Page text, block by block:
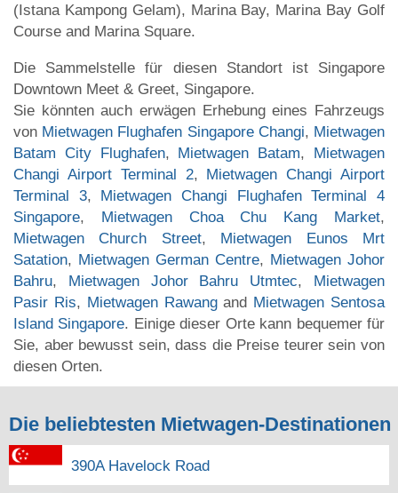
(Istana Kampong Gelam), Marina Bay, Marina Bay Golf
Course and Marina Square.
Die Sammelstelle für diesen Standort ist Singapore
Downtown Meet & Greet, Singapore.
Sie könnten auch erwägen Erhebung eines Fahrzeugs
von Mietwagen Flughafen Singapore Changi, Mietwagen
Batam City Flughafen, Mietwagen Batam, Mietwagen
Changi Airport Terminal 2, Mietwagen Changi Airport
Terminal 3, Mietwagen Changi Flughafen Terminal 4
Singapore, Mietwagen Choa Chu Kang Market,
Mietwagen Church Street, Mietwagen Eunos Mrt
Satation, Mietwagen German Centre, Mietwagen Johor
Bahru, Mietwagen Johor Bahru Utmtec, Mietwagen
Pasir Ris, Mietwagen Rawangand Mietwagen Sentosa
Island Singapore. Einige dieser Orte kann bequemer für
Sie, aber bewusst sein, dass die Preise teurer sein von
diesen Orten.
Die beliebtesten Mietwagen-Destinationen
390A Havelock Road